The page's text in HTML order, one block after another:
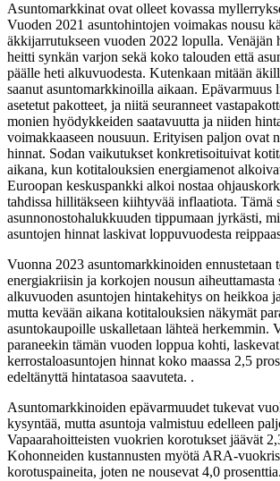
Asuntomarkkinat ovat olleet kovassa
Vuoden 2021 asuntohintojen voimakas nousu
äkkijarrutukseen vuoden 2022 lopulla. Venäjän
heitti synkän varjon sekä koko talouden että
päälle heti alkuvuodesta. Kutenkaan mitään
saanut asuntomarkkinoilla aikaan. Epävarmuus
asetetut pakotteet, ja niitä seuranneet
monien hyödykkeiden saatavuutta ja niiden
voimakkaaseen nousuun. Erityisen paljon ovat
hinnat. Sodan vaikutukset konkretisoituivat
aikana, kun kotitalouksien energiamenot
Euroopan keskuspankki alkoi nostaa
tahdissa hillitäkseen kiihtyvää inflaatiota. Tämä
asunnonostohalukkuuden tippumaan jyrkästi,
asuntojen hinnat laskivat loppuvuodesta
Vuonna 2023 asuntomarkkinoiden ennustetaan
energiakriisin ja korkojen nousun aiheuttamasta
alkuvuoden asuntojen hintakehitys on heikkoa
mutta kevään aikana kotitalouksien näkymät
asuntokaupoille uskalletaan lähteä herkemmin.
paraneekin tämän vuoden loppua kohti,
kerrostaloasuntojen hinnat koko maassa 2,5
edeltänyttä hintatasoa saavuteta. .
Asuntomarkkinoiden epävarmuudet tukevat
kysyntää, mutta asuntoja valmistuu edelleen
Vapaarahoitteisten vuokrien korotukset jäävät
Kohonneiden kustannusten myötä ARA-
korotuspaineita, joten ne nousevat 4,0 prosenttia.